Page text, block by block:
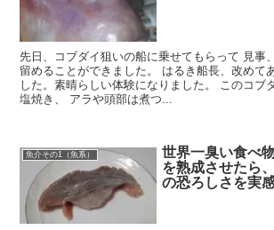
先日、コブダイ狙いの船に乗せてもらって 見事
留めることができました。 はるき船長、改めて
した。素晴らしい体験になりました。 このコブ
塩焼き、 アラや頭部は煮つ...
魚介その1（魚系）
世界一臭い食べ
を熟成させたら
の恐ろしさを実